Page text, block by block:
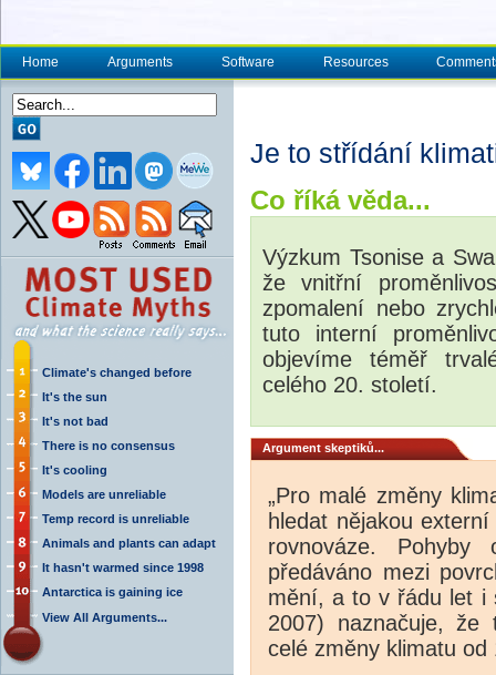
Home Arguments Software Resources
Climate's changed before
It's the sun
It's not bad
There is no consensus
It's cooling
Models are unreliable
Temp record is unreliable
Animals and plants can adapt
It hasn't warmed since 1998
Antarctica is gaining ice
View All Arguments...
Je to střídání
Co říká věda...
Výzkum Tsonise a
že vnitřní
zpomalení nebo
tuto interní
objevíme téměř
celého 20. století.
Argument skeptiků...
„Pro malé změny
hledat nějakou
rovnováze.
předáváno mezi
mění, a to v řádu let i
2007) naznačuje, že
celé změny klimatu od